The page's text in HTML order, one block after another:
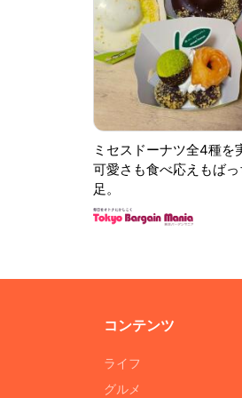
ミセスドーナツ全4種を
可愛さも食べ応えもば
足。
コンテンツ
ライフ
グルメ